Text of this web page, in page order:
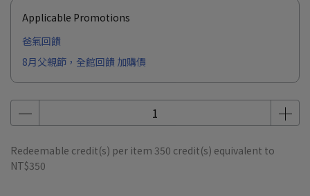
Applicable Promotions
爸氣回饋
8月父親節，全館回饋 加購價
Redeemable credit(s) per item 350 credit(s) equivalent to
NT$350